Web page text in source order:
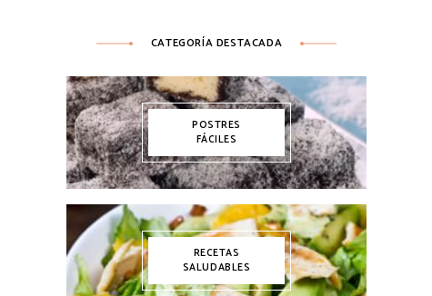
CATEGORÍA DESTACADA
POSTRES
FÁCILES
RECETAS
SALUDABLES